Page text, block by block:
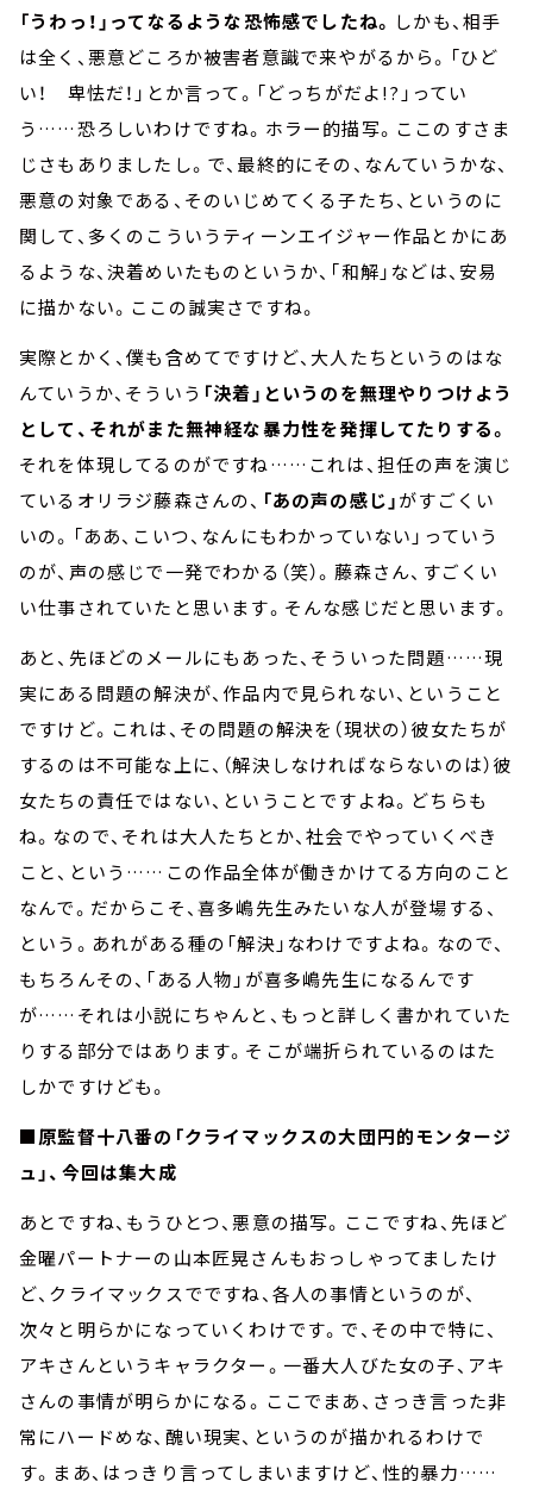
「うわっ！」ってなるような恐怖感でしたね。 しかも、相手
は全く、悪意どころか被害者意識で来やがるから。「ひど
い！ 卑怯だ！」とか言って。「どっちがだよ!?」ってい
う……恐ろしいわけですね。ホラー的描写。ここのすさま
じさもありましたし。で、最終的にその、なんていうかな、
悪意の対象である、そのいじめてくる子たち、というのに
関して、多くのこういうティーンエイジャー作品とかにあ
るような、決着めいたものというか、「和解」などは、安易
に描かない。ここの誠実さですね。
実際とかく、僕も含めてですけど、大人たちというのはな
んていうか、そういう 「決着」というのを無理やりつけよう
として、それがまた無神経な暴力性を発揮してたりする。
それを体現してるのがですね……これは、担任の声を演じ
ているオリラジ藤森さんの、 「あの声の感じ」がすごくい
いの。「ああ、こいつ、なんにもわかっていない」っていう
のが、声の感じで一発でわかる（笑）。藤森さん、すごくい
い仕事されていたと思います。そんな感じだと思います。
あと、先ほどのメールにもあった、そういった問題……現
実にある問題の解決が、作品内で見られない、ということ
ですけど。これは、その問題の解決を（現状の）彼女たちが
するのは不可能な上に、（解決しなければならないのは）彼
女たちの責任ではない、ということですよね。どちらも
ね。なので、それは大人たちとか、社会でやっていくべき
こと、という……この作品全体が働きかけてる方向のこと
なんで。だからこそ、喜多嶋先生みたいな人が登場する、
という。あれがある種の「解決」なわけですよね。なので、
もちろんその、「ある人物」が喜多嶋先生になるんです
が……それは小説にちゃんと、もっと詳しく書かれていた
りする部分ではあります。そこが端折られているのはた
しかですけども。
■原監督十八番の「クライマックスの大団円的モンタージ
ュ」、今回は集大成
あとですね、もうひとつ、悪意の描写。ここですね、先ほど
金曜パートナーの山本匠晃さんもおっしゃってましたけ
ど、クライマックスでですね、各人の事情というのが、
次々と明らかになっていくわけです。で、その中で特に、
アキさんというキャラクター。一番大人びた女の子、アキ
さんの事情が明らかになる。ここでまあ、さっき言った非
常にハードめな、醜い現実、というのが描かれるわけで
す。まあ、はっきり言ってしまいますけど、性的暴力……